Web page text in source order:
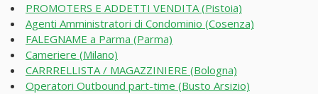
PROMOTERS E ADDETTI VENDITA (Pistoia)
Agenti Amministratori di Condominio (Cosenza)
FALEGNAME a Parma (Parma)
Cameriere (Milano)
CARRRELLISTA / MAGAZZINIERE (Bologna)
Operatori Outbound part-time (Busto Arsizio)